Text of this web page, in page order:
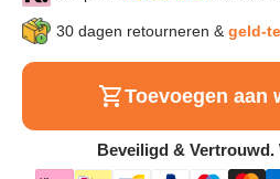
Verlichting & Sfeer
Alle Producten
Alle collecties
30 dagen retourneren & geld-
Toevoegen aan
Beveiligd & Vertrouwd.